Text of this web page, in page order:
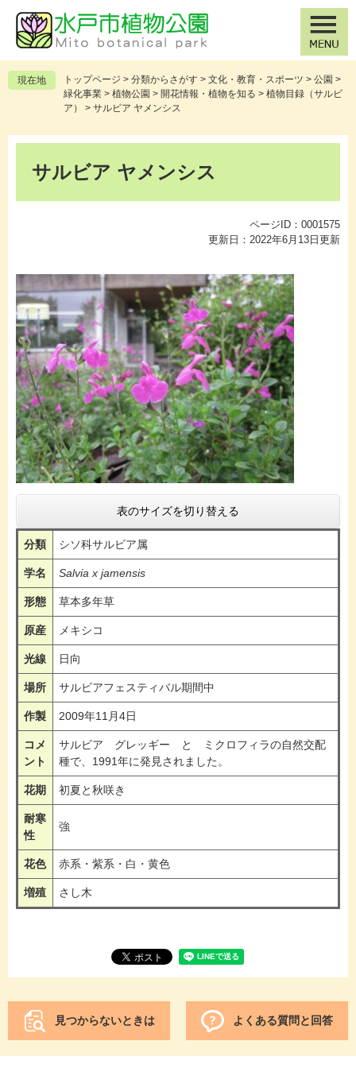
の
先
頭
ー
を
飛
現在地 トップページ > 分類からさがす > 文化・教育・スポーツ > 公園 >
緑化事業 > 植物公園 > 開花情報・植物を知る > 植物目録（サルビ
ア）
> サルビア ヤメンシス
サルビア ヤメンシス
ページID：0001575
更新日：2022年6月13日更新
表のサイズを切り替える
分類 シソ科サルビア属
学名 Salvia x jamensis
形態 草本多年草
原産 メキシコ
光線 日向
場所 サルビアフェスティバル期間中
作製 2009年11月4日
コメ
ント
サルビア グレッギー と ミクロフィラの自然交配
種で、1991年に発見されました。
花期 初夏と秋咲き
耐寒
性
強
花色 赤系・紫系・白・黄色
増殖 さし木
見つからないときは よくある質問と回答